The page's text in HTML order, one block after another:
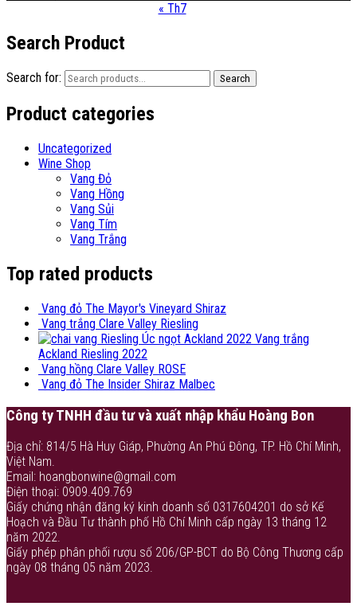
« Th7
Search Product
Search for: Search
Product categories
Uncategorized
Wine Shop
Vang Đỏ
Vang Hồng
Vang Sủi
Vang Tím
Vang Trắng
Top rated products
Vang đỏ The Mayor's Vineyard Shiraz
Vang trắng Clare Valley Riesling
Vang trắng
Ackland Riesling 2022
Vang hồng Clare Valley ROSE
Vang đỏ The Insider Shiraz Malbec
Công ty TNHH đầu tư và xuất nhập khẩu Hoàng Bon
Địa chỉ: 814/5 Hà Huy Giáp, Phường An Phú Đông, TP. Hồ Chí Minh,
Việt Nam.
Email: hoangbonwine@gmail.com
Điện thoại: 0909.409.769
Giấy chứng nhận đăng ký kinh doanh số 0317604201 do sở Kế
Hoạch và Đầu Tư thành phố Hồ Chí Minh cấp ngày 13 tháng 12
năm 2022.
Giấy phép phân phối rượu số 206/GP-BCT do Bộ Công Thương cấp
ngày 08 tháng 05 năm 2023.